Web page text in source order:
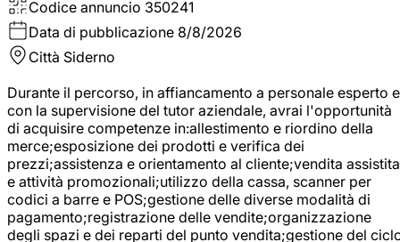
Codice annuncio 350241
Data di pubblicazione 8/8/2026
Città Siderno
Durante il percorso, in affiancamento a personale esperto e
con la supervisione del tutor aziendale, avrai l'opportunità
di acquisire competenze in:allestimento e riordino della
merce;esposizione dei prodotti e verifica dei
prezzi;assistenza e orientamento al cliente;vendita assistita
e attività promozionali;utilizzo della cassa, scanner per
codici a barre e POS;gestione delle diverse modalità di
pagamento;registrazione delle vendite;organizzazione
degli spazi e dei reparti del punto vendita;gestione del